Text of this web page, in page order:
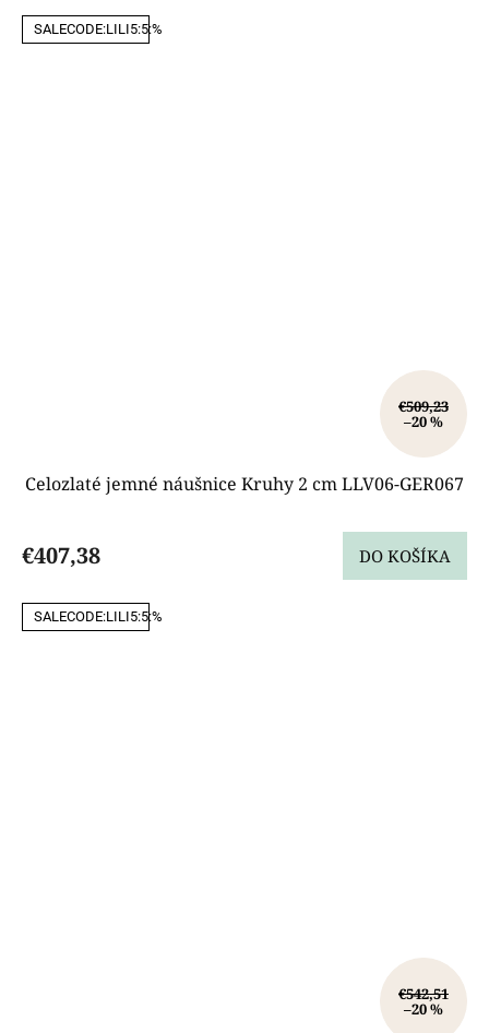
SALECODE:LILI5:5:%
€509,23
–20 %
Celozlaté jemné náušnice Kruhy 2 cm LLV06-GER067
€407,38 DO KOŠÍKA
SALECODE:LILI5:5:%
€542,51
–20 %